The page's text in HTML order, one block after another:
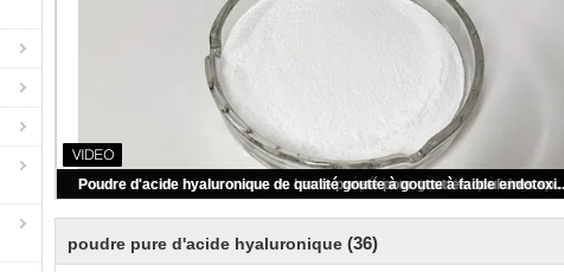
Stérilité goutte à goutte de qualité acide hyaluronique poudre blanche
poudre pure d'acide hyaluronique (36)